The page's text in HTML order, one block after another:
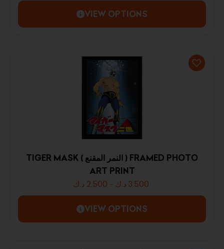
VIEW OPTIONS
TIGER MASK ( النمر المقنع ) FRAMED PHOTO
ART PRINT
2.500 د.ك - 3.500 د.ك
VIEW OPTIONS